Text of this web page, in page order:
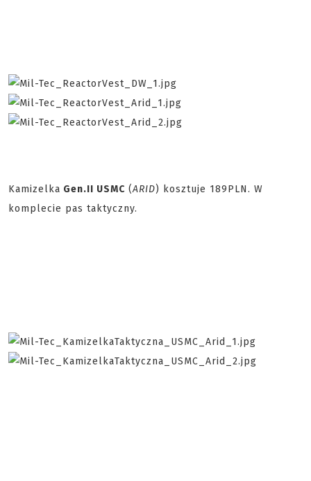
Kamizelka Gen.II USMC (ARID) kosztuje 189PLN. W
komplecie pas taktyczny.